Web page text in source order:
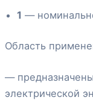
1 —
Область
—
электрической